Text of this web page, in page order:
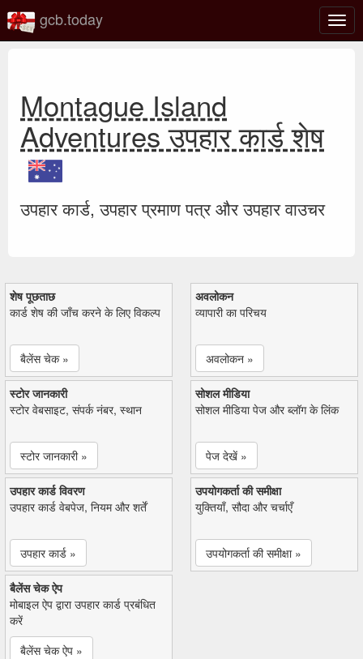
टॉगल
gcb.today
Montague Island
Adventures उपहार कार्ड शेष
उपहार कार्ड, उपहार प्रमाण पत्र और उपहार वाउचर
शेष पूछताछ
कार्ड शेष की जाँच करने के लिए विकल्प
बैलेंस चेक »
अवलोकन
व्यापारी का परिचय
अवलोकन »
स्टोर जानकारी
स्टोर वेबसाइट, संपर्क नंबर, स्थान
स्टोर जानकारी »
सोशल मीडिया
सोशल मीडिया पेज और ब्लॉग के लिंक
पेज देखें »
उपहार कार्ड विवरण
उपहार कार्ड वेबपेज, नियम और शर्तें
उपहार कार्ड »
उपयोगकर्ता की समीक्षा
युक्तियाँ, सौदा और चर्चाएँ
उपयोगकर्ता की समीक्षा »
बैलेंस चेक ऐप
मोबाइल ऐप द्वारा उपहार कार्ड प्रबंधित
करें
बैलेंस चेक ऐप »